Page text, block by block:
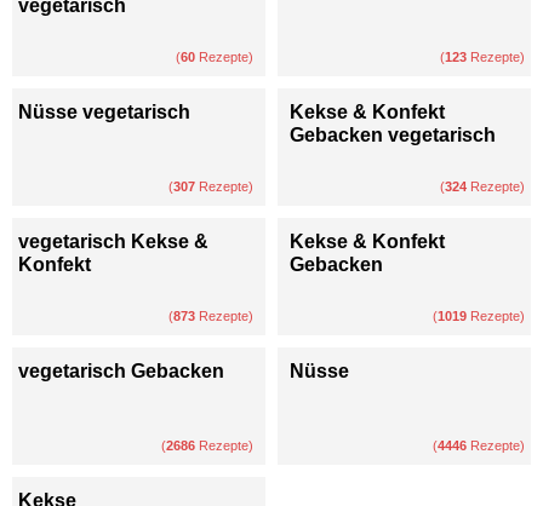
vegetarisch
(60 Rezepte) (123 Rezepte)
Nüsse vegetarisch
(307 Rezepte)
Kekse & Konfekt
Gebacken vegetarisch
(324 Rezepte)
vegetarisch Kekse &
Konfekt
(873 Rezepte)
Kekse & Konfekt
Gebacken
(1019 Rezepte)
vegetarisch Gebacken
(2686 Rezepte)
Nüsse
(4446 Rezepte)
Kekse